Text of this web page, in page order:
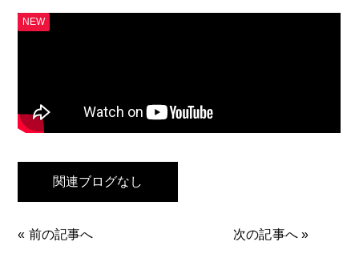
NEW
関連ブログなし
« 前の記事へ 次の記事へ»